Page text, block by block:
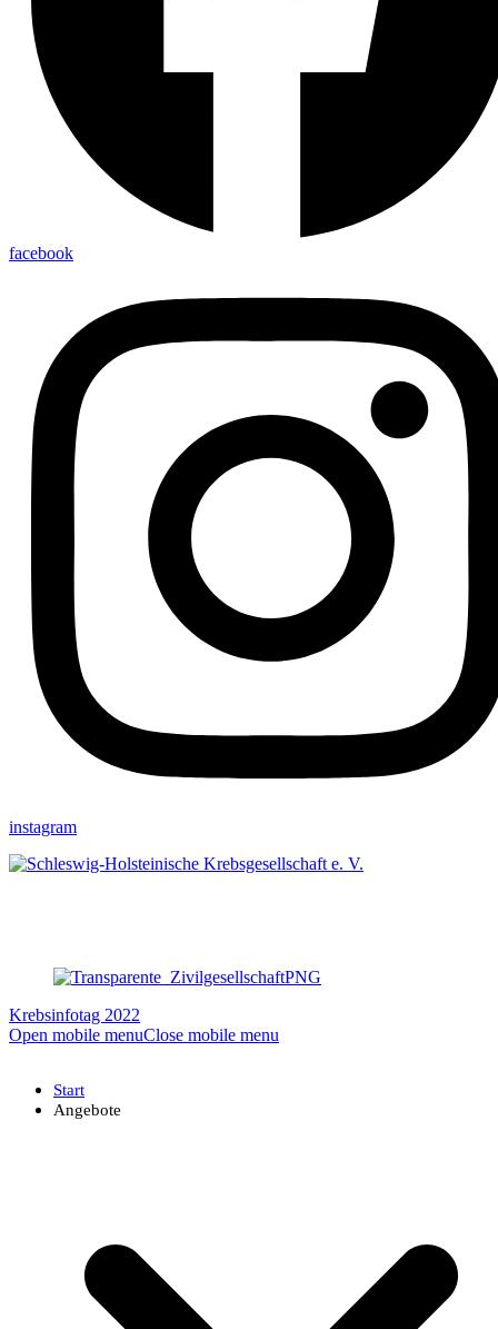
facebook
instagram
Krebsinfotag 2022
Open mobile menuClose mobile menu
Start
Angebote